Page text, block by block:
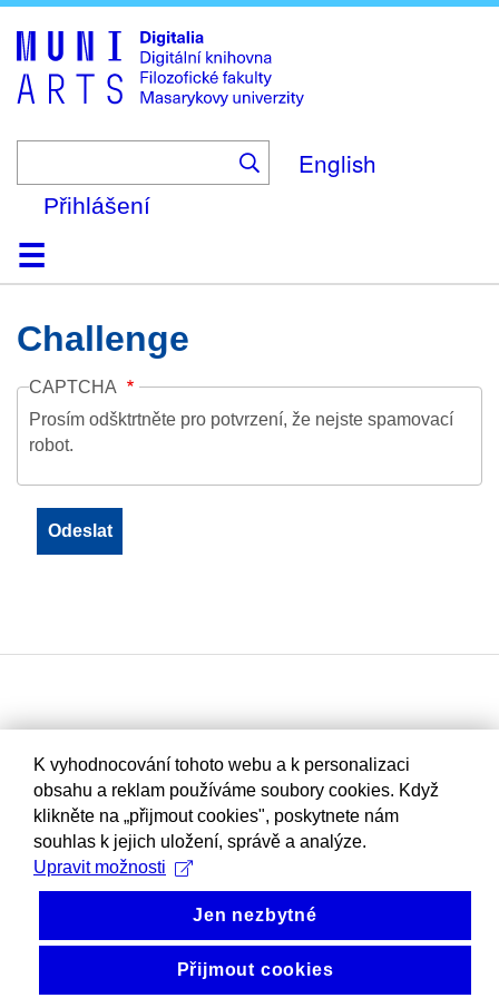
to
main
content
English
Přihlášení
DomůKolekce
Prohlížení
Vyhledávání
O platformě
Nápověda
KontaktDigitalia
Challenge
CAPTCHA
Prosím odšktrtněte pro potvrzení, že nejste spamovací
robot.
K vyhodnocování tohoto webu a k personalizaci
obsahu a reklam používáme soubory cookies. Když
klikněte na „přijmout cookies", poskytnete nám
souhlas k jejich uložení, správě a analýze.
Upravit možnosti
Jen nezbytné
Přijmout cookies